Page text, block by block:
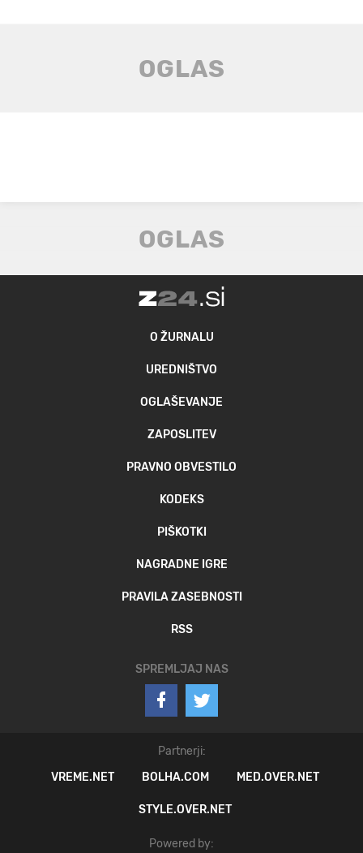
O ŽURNALU
UREDNIŠTVO
OGLAŠEVANJE
ZAPOSLITEV
PRAVNO OBVESTILO
KODEKS
PIŠKOTKI
NAGRADNE IGRE
PRAVILA ZASEBNOSTI
RSS
SPREMLJAJ NAS
Partnerji:
VREME.NET
BOLHA.COM MED.OVER.NET
STYLE.OVER.NET
Powered by: